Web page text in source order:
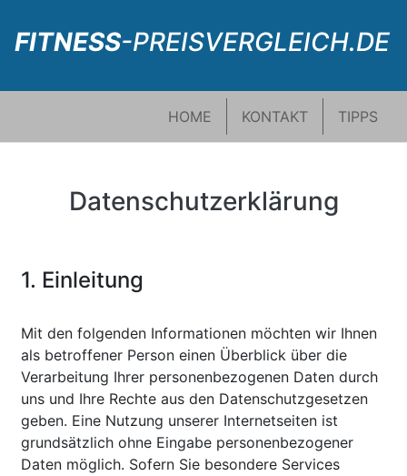
FITNESS-PREISVERGLEICH.DE
HOME KONTAKT TIPPS
Datenschutzerklärung
1. Einleitung
Mit den folgenden Informationen möchten wir Ihnen
als betroffener Person einen Überblick über die
Verarbeitung Ihrer personenbezogenen Daten durch
uns und Ihre Rechte aus den Datenschutzgesetzen
geben. Eine Nutzung unserer Internetseiten ist
grundsätzlich ohne Eingabe personenbezogener
Daten möglich. Sofern Sie besondere Services